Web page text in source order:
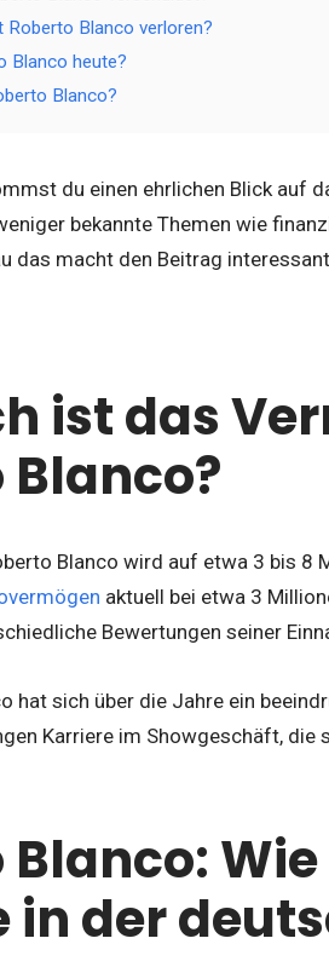
Roberto Blanco verloren?
Blanco heute?
Blanco?
du einen ehrlichen Blick auf
bekannte Themen wie
das macht den Beitrag
ist das
Blanco?
Blanco wird auf etwa 3 bis 8
aktuell bei etwa 3
Bewertungen seiner
hat sich über die Jahre ein
Karriere im Showgeschäft, die
Blanco:
in der